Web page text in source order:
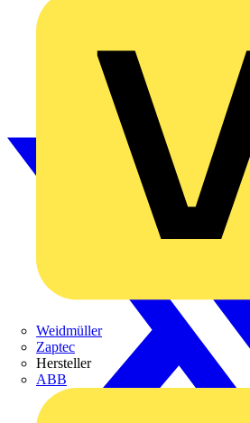
Weidmüller
Zaptec
Hersteller
ABB